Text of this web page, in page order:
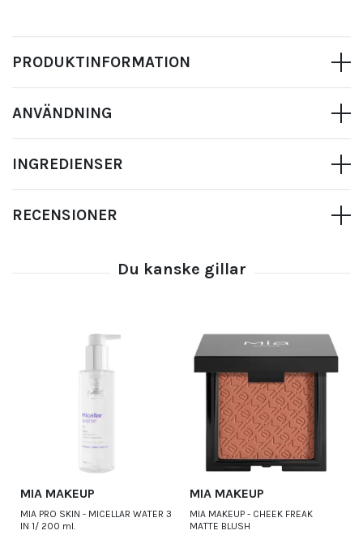
PRODUKTINFORMATION
ANVÄNDNING
INGREDIENSER
RECENSIONER
MIA MAKEUP
MIA PRO SKIN - MICELLAR WATER 3
IN 1/ 200 ml.
MIA MAKEUP
MIA MAKEUP - CHEEK FREAK
MATTE BLUSH